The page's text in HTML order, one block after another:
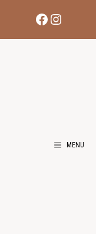
Facebook
MENU